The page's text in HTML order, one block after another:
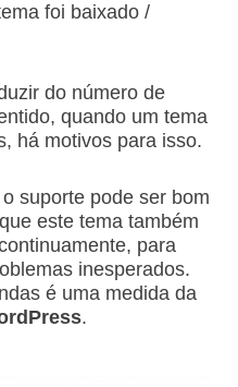
foi baixado /
do número de
quando um tema
há motivos para isso.
suporte pode ser bom
este tema também
para
inesperados.
é uma medida da
.